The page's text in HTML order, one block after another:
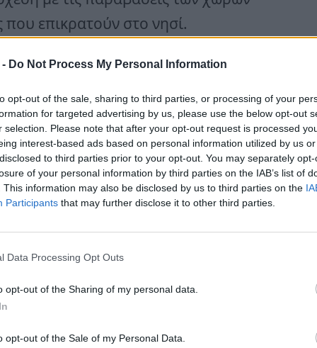
- Do Not Process My Personal Information
opt-out of the sale, sharing to third parties, or processing of your
for targeted advertising by us, please use the below opt-out
selection. Please note that after your opt-out request is processed
interest-based ads based on personal information utilized by us
to third parties prior to your opt-out. You may separately
of your personal information by third parties on the IAB’s list of
This information may also be disclosed by us to third parties on the
Participants that may further disclose it to other third parties.
Data Processing Opt Outs
opt-out of the Sharing of my personal data.
opt-out of the Sale of my Personal Data.
που επικρατούν στο νησί.
χαρακτηριστικά πως «φέτος το
καταιγίδα, να το πω έτσι. Όλα
τελευταίες εξελίξεις που
που καλώς γίνονται, αλλά
Θα μου πεις, τώρα, πρέπει να
του ελληνικού τουρισμού,
στο πότε πρέπει να
σύμφωνος στο ότι πρέπει, όντως, να
που τα τελευταία 15 χρόνια
ματαιοδοξία εκεί στη